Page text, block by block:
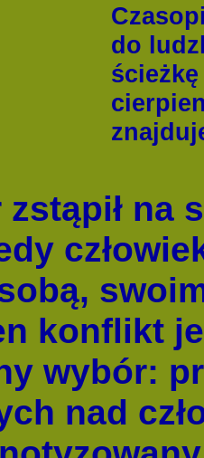
do
zstąpił na
konflikt
wybór:
nad